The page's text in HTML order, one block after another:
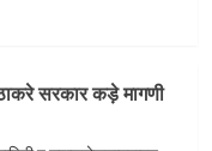
सरकार कड़े मागणी